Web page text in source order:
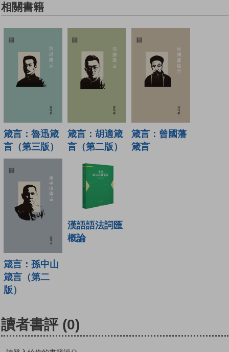
相關書籍
箴言：魯迅箴
言（第三版）
箴言：胡適箴
言（第二版）
箴言：曾國藩
箴言
箴言：孫中山
箴言（第二
版）
漢語語法詞匯
概論
讀者書評 (0)